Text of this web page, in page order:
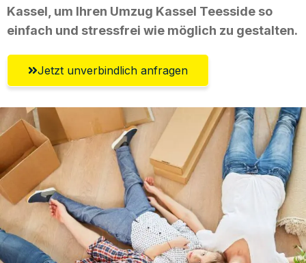
Kassel, um Ihren Umzug Kassel Teesside so
einfach und stressfrei wie möglich zu gestalten.
Jetzt unverbindlich anfragen